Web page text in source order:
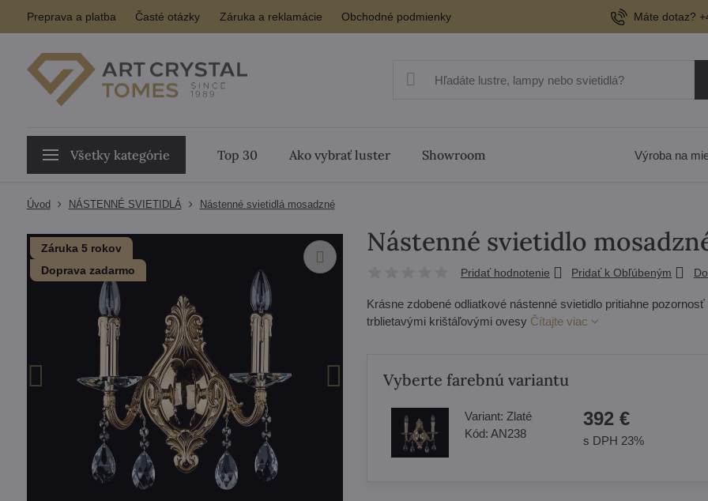
Preprava a platba Časté otázky Záruka a reklamácie Obchodné podmienky Máte dotaz?
Všetky kategórie Top 30 Ako vybrať luster Showroom Výroba na
Úvod NÁSTENNÉ SVIETIDLÁ Nástenné svietidlá mosadzné
Záruka 5 rokov
Doprava zadarmo
Nástenné svietidlo
Pridať hodnotenie Pridať k Obľúbeným
Krásne zdobené odliatkové nástenné svietidlo pritiahne
trblietavými krištáľovými ovesy Čítajte viac
Vyberte farebnú variantu
Variant: Zlaté
Kód: AN238
392 €
s DPH 23%